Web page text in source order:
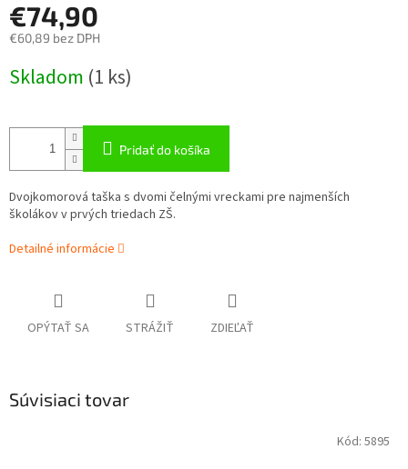
€74,90
€60,89 bez DPH
cena:
Skladom (1 ks)
Pridať do košíka
Dvojkomorová taška s dvomi čelnými vreckami pre najmenších
školákov v prvých triedach ZŠ.
Detailné informácie
OPÝTAŤ SA STRÁŽIŤ ZDIEĽAŤ
Súvisiaci tovar
Kód: 5895